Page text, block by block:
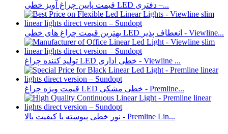
قیمت پایین چراغ آویز خطی LED دفتری –...
بهترین قیمت چراغ های خطی LED انعطاف پذیر - Viewline...
تولید کننده چراغ LED خطی اداری - Viewline ...
قیمت ویژه چراغ LED خطی مشکی - Premline...
نور خطی پیوسته با کیفیت بالا - Premline Lin...